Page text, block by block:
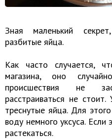
Зная маленький
разбитые яйца.
Как часто случается,
магазина, оно
происшествия не
расстраиваться не
треснутые яйца. Для
воду немного уксуса.
растекаться.